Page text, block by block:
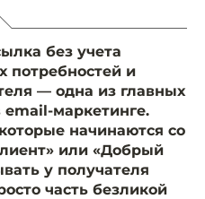
без учета
потребностей и
— одна из главных
маркетинге.
начинаются со
или «Добрый
у получателя
часть безликой